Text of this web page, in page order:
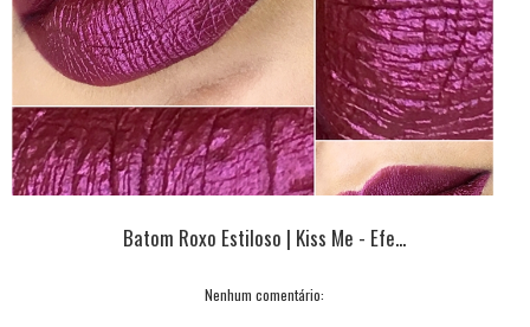
Batom Roxo Estiloso | Kiss Me - Efe...
Nenhum comentário: